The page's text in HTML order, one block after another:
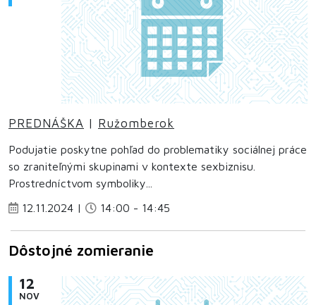
PREDNÁŠKA | Ružomberok
Podujatie poskytne pohľad do problematiky sociálnej práce
so zraniteľnými skupinami v kontexte sexbiznisu.
Prostredníctvom symboliky...
12.11.2024 |
14:00 - 14:45
Dôstojné zomieranie
12
NOV